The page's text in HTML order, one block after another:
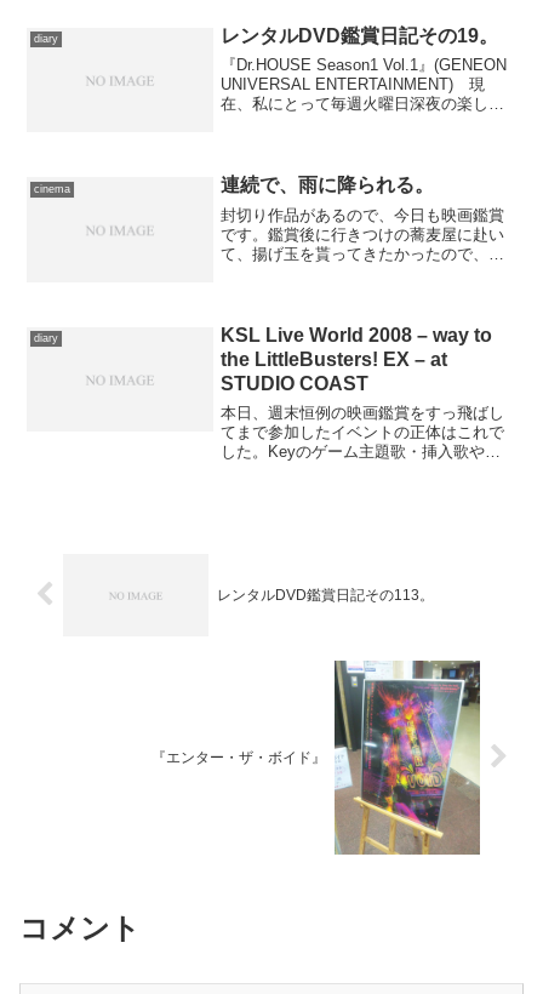
diary レンタルDVD鑑賞日記その19。
『Dr.HOUSE Season1 Vol.1』(GENEON
UNIVERSAL ENTERTAINMENT) 現
在、私にとって毎週火曜日深夜の楽しみ
cinema 連続で、雨に降られる。
封切り作品があるので、今日も映画鑑賞
です。鑑賞後に行きつけの蕎麦屋に赴い
て、揚げ玉を貰ってきたかったので、今
たので、まあ大丈夫だろう、...
diary
KSL Live World 2008 – way to
the LittleBusters! EX – at
STUDIO COAST
本日、週末恒例の映画鑑賞をすっ飛ばし
てまで参加したイベントの正体はこれで
した。Keyのゲーム主題歌・挿入歌や、
レンタルDVD鑑賞日記その113。
『エンター・ザ・ボイド』
コメント